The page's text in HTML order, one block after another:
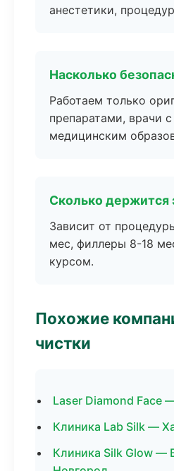
анестетики,
Насколько
Работаем только
препаратами, врачи
медицинским
Сколько держится
Зависит от
мес, филлеры 8-18
курсом.
Похожие
чистки
Laser Diamond Face
Клиника Lab Silk —
Клиника Silk Glow —